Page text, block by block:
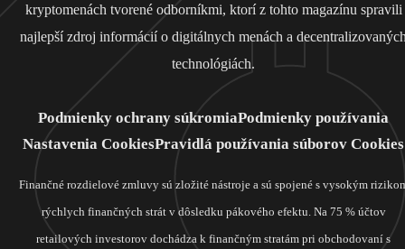
kryptomenách tvorené odborníkmi, ktorí z tohto magazínu spravili
najlepší zdroj informácií o digitálnych menách a
technológiách.
Podmienky ochrany súkromiaPodmienky používania
Nastavenia CookiesPravidlá používania súborov Cookies
Finančné rozdielové zmluvy sú zložité nástroje a sú spojené s vysokým
rýchlych finančných strát v dôsledku pákového efektu. Na 75 % účtov
retailových investorov dochádza k finančným stratám pri obchodovaní s